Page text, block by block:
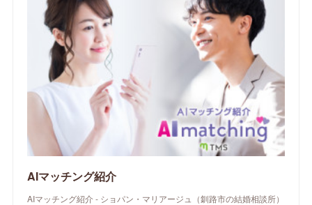
AIマッチング紹介
AIマッチング紹介 - ショパン・マリアージュ（釧路市の結婚相談所）